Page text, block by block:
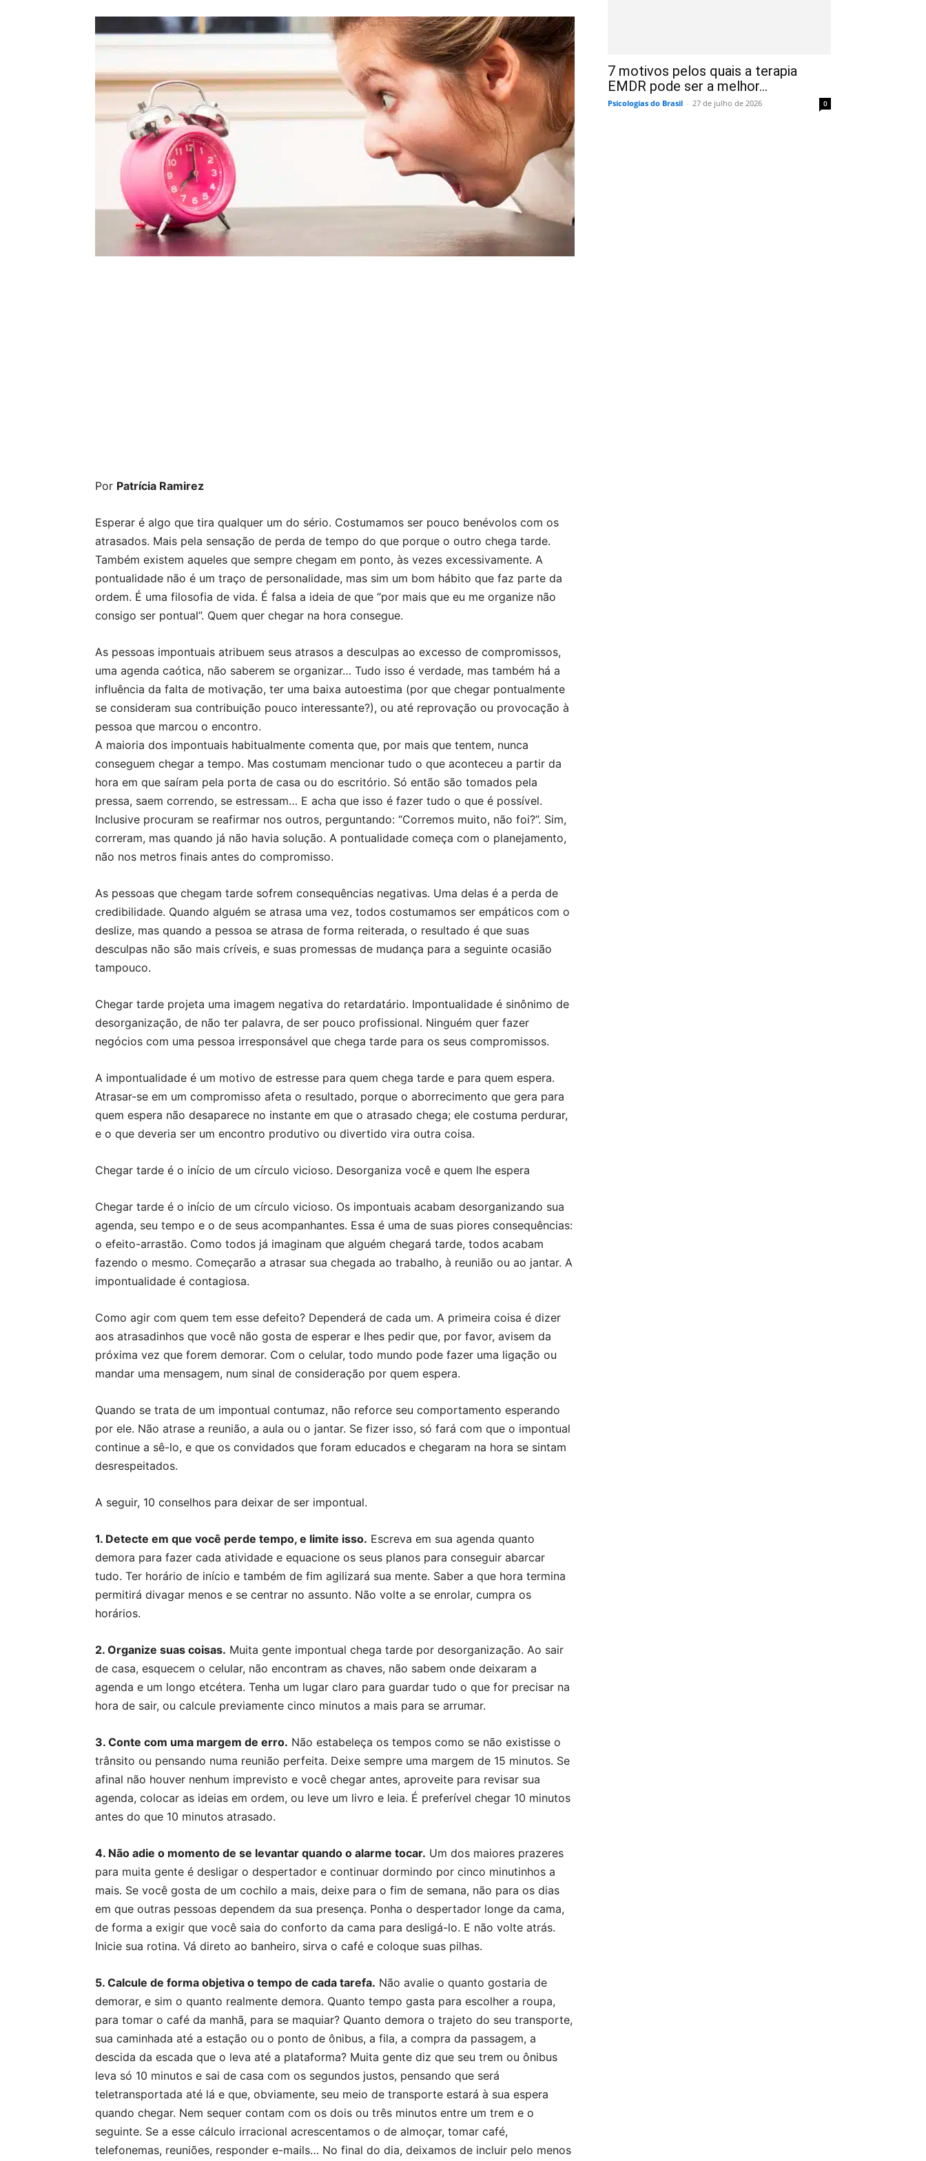
Por Patrícia Ramirez
Esperar é algo que tira qualquer um do sério. Costumamos ser pouco benévolos com os
atrasados. Mais pela sensação de perda de tempo do que porque o outro chega tarde.
Também existem aqueles que sempre chegam em ponto, às vezes excessivamente. A
pontualidade não é um traço de personalidade, mas sim um bom hábito que faz parte da
ordem. É uma filosofia de vida. É falsa a ideia de que “por mais que eu me organize não
consigo ser pontual”. Quem quer chegar na hora consegue.
As pessoas impontuais atribuem seus atrasos a desculpas ao excesso de compromissos,
uma agenda caótica, não saberem se organizar… Tudo isso é verdade, mas também há a
influência da falta de motivação, ter uma baixa autoestima (por que chegar pontualmente
se consideram sua contribuição pouco interessante?), ou até reprovação ou provocação à
pessoa que marcou o encontro.
A maioria dos impontuais habitualmente comenta que, por mais que tentem, nunca
conseguem chegar a tempo. Mas costumam mencionar tudo o que aconteceu a partir da
hora em que saíram pela porta de casa ou do escritório. Só então são tomados pela
pressa, saem correndo, se estressam… E acha que isso é fazer tudo o que é possível.
Inclusive procuram se reafirmar nos outros, perguntando: “Corremos muito, não foi?”. Sim,
correram, mas quando já não havia solução. A pontualidade começa com o planejamento,
não nos metros finais antes do compromisso.
As pessoas que chegam tarde sofrem consequências negativas. Uma delas é a perda de
credibilidade. Quando alguém se atrasa uma vez, todos costumamos ser empáticos com o
deslize, mas quando a pessoa se atrasa de forma reiterada, o resultado é que suas
desculpas não são mais críveis, e suas promessas de mudança para a seguinte ocasião
tampouco.
Chegar tarde projeta uma imagem negativa do retardatário. Impontualidade é sinônimo de
desorganização, de não ter palavra, de ser pouco profissional. Ninguém quer fazer
negócios com uma pessoa irresponsável que chega tarde para os seus compromissos.
A impontualidade é um motivo de estresse para quem chega tarde e para quem espera.
Atrasar-se em um compromisso afeta o resultado, porque o aborrecimento que gera para
quem espera não desaparece no instante em que o atrasado chega; ele costuma perdurar,
e o que deveria ser um encontro produtivo ou divertido vira outra coisa.
Chegar tarde é o início de um círculo vicioso. Desorganiza você e quem lhe espera
Chegar tarde é o início de um círculo vicioso. Os impontuais acabam desorganizando sua
agenda, seu tempo e o de seus acompanhantes. Essa é uma de suas piores consequências:
o efeito-arrastão. Como todos já imaginam que alguém chegará tarde, todos acabam
fazendo o mesmo. Começarão a atrasar sua chegada ao trabalho, à reunião ou ao jantar. A
impontualidade é contagiosa.
Como agir com quem tem esse defeito? Dependerá de cada um. A primeira coisa é dizer
aos atrasadinhos que você não gosta de esperar e lhes pedir que, por favor, avisem da
próxima vez que forem demorar. Com o celular, todo mundo pode fazer uma ligação ou
mandar uma mensagem, num sinal de consideração por quem espera.
Quando se trata de um impontual contumaz, não reforce seu comportamento esperando
por ele. Não atrase a reunião, a aula ou o jantar. Se fizer isso, só fará com que o impontual
continue a sê-lo, e que os convidados que foram educados e chegaram na hora se sintam
desrespeitados.
A seguir, 10 conselhos para deixar de ser impontual.
1. Detecte em que você perde tempo, e limite isso. Escreva em sua agenda quanto
demora para fazer cada atividade e equacione os seus planos para conseguir abarcar
tudo. Ter horário de início e também de fim agilizará sua mente. Saber a que hora termina
permitirá divagar menos e se centrar no assunto. Não volte a se enrolar, cumpra os
horários.
2. Organize suas coisas. Muita gente impontual chega tarde por desorganização. Ao sair
de casa, esquecem o celular, não encontram as chaves, não sabem onde deixaram a
agenda e um longo etcétera. Tenha um lugar claro para guardar tudo o que for precisar na
hora de sair, ou calcule previamente cinco minutos a mais para se arrumar.
3. Conte com uma margem de erro. Não estabeleça os tempos como se não existisse o
trânsito ou pensando numa reunião perfeita. Deixe sempre uma margem de 15 minutos. Se
afinal não houver nenhum imprevisto e você chegar antes, aproveite para revisar sua
agenda, colocar as ideias em ordem, ou leve um livro e leia. É preferível chegar 10 minutos
antes do que 10 minutos atrasado.
4. Não adie o momento de se levantar quando o alarme tocar. Um dos maiores prazeres
para muita gente é desligar o despertador e continuar dormindo por cinco minutinhos a
mais. Se você gosta de um cochilo a mais, deixe para o fim de semana, não para os dias
em que outras pessoas dependem da sua presença. Ponha o despertador longe da cama,
de forma a exigir que você saia do conforto da cama para desligá-lo. E não volte atrás.
Inicie sua rotina. Vá direto ao banheiro, sirva o café e coloque suas pilhas.
5. Calcule de forma objetiva o tempo de cada tarefa. Não avalie o quanto gostaria de
demorar, e sim o quanto realmente demora. Quanto tempo gasta para escolher a roupa,
para tomar o café da manhã, para se maquiar? Quanto demora o trajeto do seu transporte,
sua caminhada até a estação ou o ponto de ônibus, a fila, a compra da passagem, a
descida da escada que o leva até a plataforma? Muita gente diz que seu trem ou ônibus
leva só 10 minutos e sai de casa com os segundos justos, pensando que será
teletransportada até lá e que, obviamente, seu meio de transporte estará à sua espera
quando chegar. Nem sequer contam com os dois ou três minutos entre um trem e o
seguinte. Se a esse cálculo irracional acrescentamos o de almoçar, tomar café,
telefonemas, reuniões, responder e-mails… No final do dia, deixamos de incluir pelo menos
7 motivos pelos quais a terapia
EMDR pode ser a melhor...
Psicologias do Brasil - 27 de julho de 2026 0